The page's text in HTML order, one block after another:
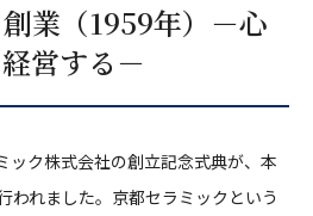
業（1959年）－心
営する－
ック株式会社の創立記念式典が、本
われました。京都セラミックという